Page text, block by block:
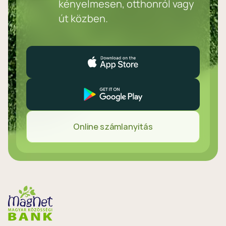
kényelmesen, otthonról vagy
út közben.
Online számlanyitás